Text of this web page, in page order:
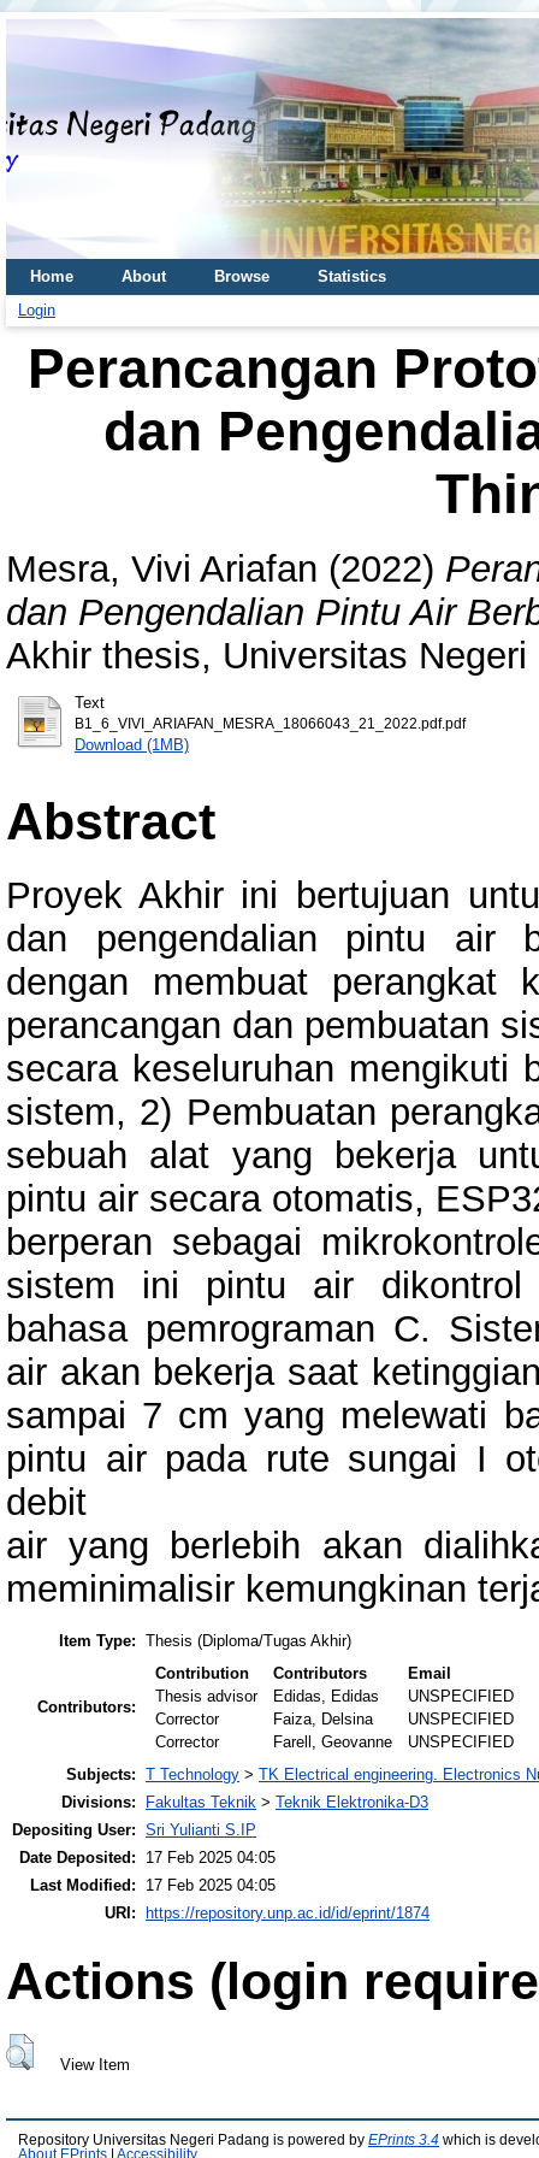
Home About Browse
Statistics
Login
Perancangan
dan
Mesra, Vivi Ariafan (2022)
dan Pengendalian Pintu Air
Akhir thesis, Universitas Negeri
Text
B1_6_VIVI_ARIAFAN_MESRA_18066043_21_2022.pdf.pdf
Download (1MB)
Abstract
Proyek Akhir ini bertujuan
dan pengendalian pintu air
dengan membuat perangkat
perancangan dan pembuatan
secara keseluruhan mengikuti
sistem, 2) Pembuatan
sebuah alat yang bekerja
pintu air secara otomatis,
berperan sebagai
sistem ini pintu air dikontrol
bahasa pemrograman C.
air akan bekerja saat
sampai 7 cm yang melewati
pintu air pada rute sungai I
debit
air yang berlebih akan
meminimalisir kemungkinan
Item Type: Thesis (Diploma/Tugas Akhir)
Contributors:
Contribution Contributors
Email
Thesis advisor
Edidas, Edidas
UNSPECIFIED
Corrector
Faiza, Delsina
UNSPECIFIED
Corrector
Farell, Geovanne
UNSPECIFIED
Subjects: T Technology > TK Electrical engineering. Electronics
Divisions:
Fakultas Teknik > Teknik Elektronika-D3
Depositing User: Sri Yulianti S.IP
Date Deposited:
17 Feb 2025 04:05
Last Modified:
17 Feb 2025 04:05
URI:
https://repository.unp.ac.id/id/eprint/1874
Actions (login
View Item
Repository Universitas Negeri Padang is powered by EPrints 3.4 which is
About EPrints
Accessibility